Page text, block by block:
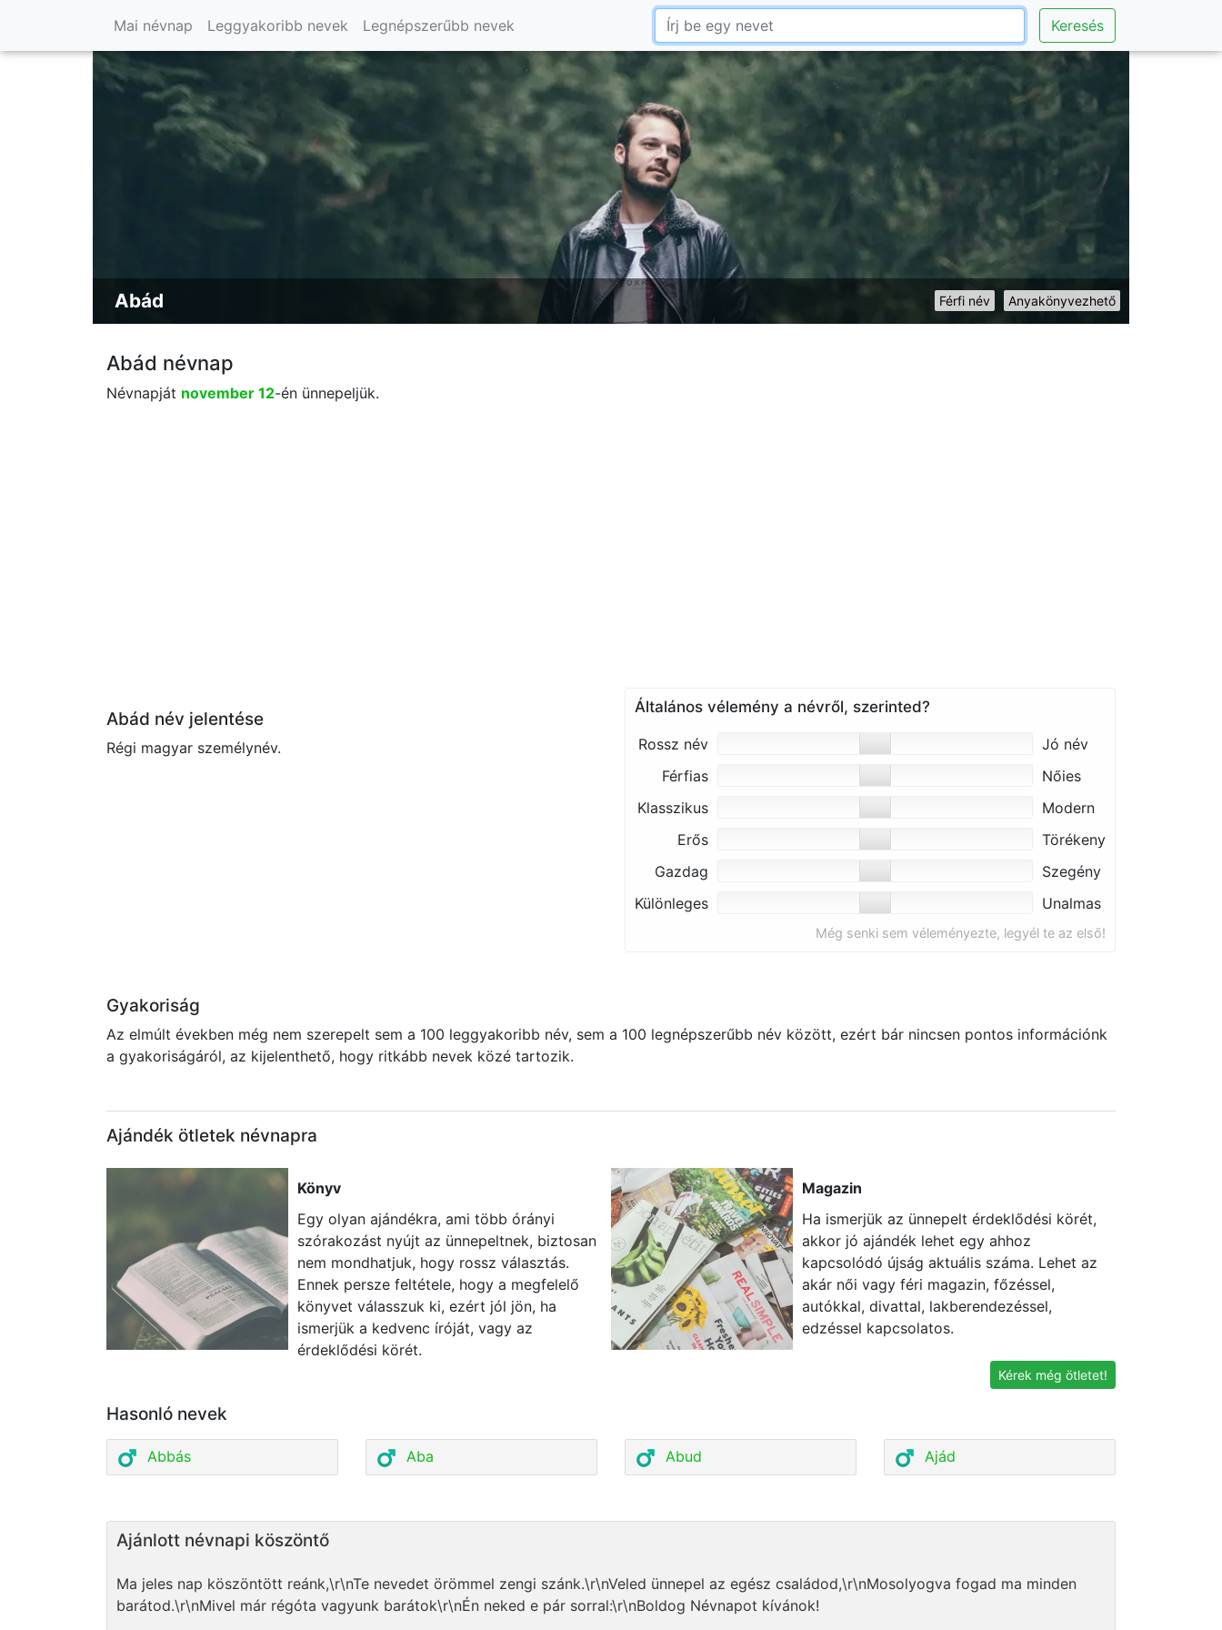
Mai névnap Leggyakoribb nevek Legnépszerűbb nevek Keresés
Anyakönyvezhető
Férfi név
Abád
Abád névnap
Névnapját november 12-én ünnepeljük.
Abád név jelentése
Régi magyar személynév.
Általános vélemény a névről, szerinted?
Rossz név
Jó név
Férfias
Nőies
Klasszikus
Modern
Erős
Törékeny
Gazdag
Szegény
Különleges
Unalmas
Még senki sem véleményezte, legyél te az első!
Gyakoriság
Az elmúlt években még nem szerepelt sem a 100 leggyakoribb név, sem a 100 legnépszerűbb név között, ezért bár nincsen pontos információnk
a gyakoriságáról, az kijelenthető, hogy ritkább nevek közé tartozik.
Ajándék ötletek névnapra
Könyv
Egy olyan ajándékra, ami több órányi
szórakozást nyújt az ünnepeltnek, biztosan
nem mondhatjuk, hogy rossz választás.
Ennek persze feltétele, hogy a megfelelő
könyvet válasszuk ki, ezért jól jön, ha
ismerjük a kedvenc íróját, vagy az
érdeklődési körét.
Magazin
Ha ismerjük az ünnepelt érdeklődési körét,
akkor jó ajándék lehet egy ahhoz
kapcsolódó újság aktuális száma. Lehet az
akár női vagy féri magazin, főzéssel,
autókkal, divattal, lakberendezéssel,
edzéssel kapcsolatos.
Kérek még ötletet!
Hasonló nevek
Abbás Aba Abud Ajád
Ajánlott névnapi köszöntő
Ma jeles nap köszöntött reánk,\r\nTe nevedet örömmel zengi szánk.\r\nVeled ünnepel az egész családod,\r\nMosolyogva fogad ma minden
barátod.\r\nMivel már régóta vagyunk barátok\r\nÉn neked e pár sorral:\r\nBoldog Névnapot kívánok!